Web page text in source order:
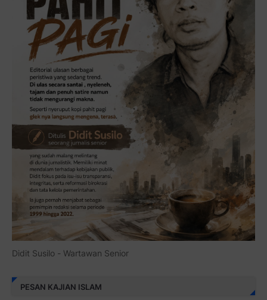
Didit Susilo - Wartawan Senior
PESAN KAJIAN ISLAM